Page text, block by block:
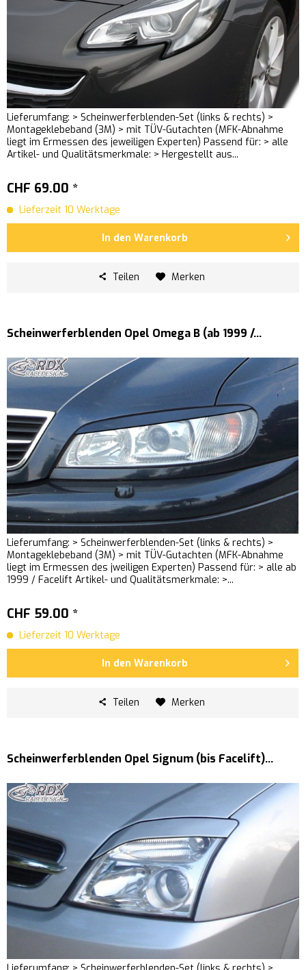
Lieferumfang: > Scheinwerferblenden-Set (links & rechts) >
Montageklebeband (3M) > mit TÜV-Gutachten (MFK-Abnahme
liegt im Ermessen des jeweiligen Experten) Passend für: > alle
Artikel- und Qualitätsmerkmale: > Hergestellt aus...
CHF 69.00 *
Lieferzeit 10 Werktage
In den Warenkorb
Teilen Merken
Scheinwerferblenden Opel Omega B (ab 1999 /...
Lieferumfang: > Scheinwerferblenden-Set (links & rechts) >
Montageklebeband (3M) > mit TÜV-Gutachten (MFK-Abnahme
liegt im Ermessen des jweiligen Experten) Passend für: > alle ab
1999 / Facelift Artikel- und Qualitätsmerkmale: >...
CHF 59.00 *
Lieferzeit 10 Werktage
In den Warenkorb
Teilen Merken
Scheinwerferblenden Opel Signum (bis Facelift)...